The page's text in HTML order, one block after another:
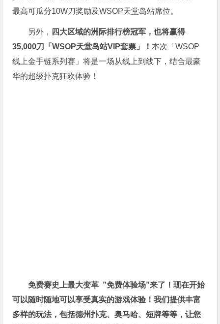
最高可瓜分10W刀奖励及WSOP天堂岛站席位。
另外， 四大区域的洲际排行榜冠军，也将赢得
35,000刀「WSOP天堂岛站VIP套票」！本次「WSOP
线上金手链系列赛」将是一场从线上到线下，结合最豪
华的超级扑克狂欢体验！
免费赛史上最大变革 ”免费体验场”来了！现在开始
可以随时随地可以享受真实的游戏体验！我们提供丰富
多样的玩法，包括德州扑克、奥马哈、短牌等等，让您